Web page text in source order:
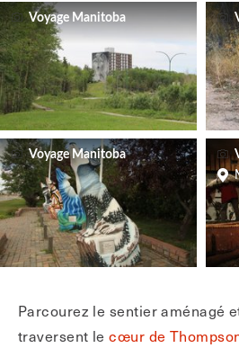
Voyage Manitoba
Voyage Manitoba
Parcourez le sentier aménagé
traversent lecœur de